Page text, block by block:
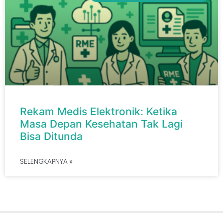
Rekam Medis Elektronik: Ketika
Masa Depan Kesehatan Tak Lagi
Bisa Ditunda
SELENGKAPNYA »